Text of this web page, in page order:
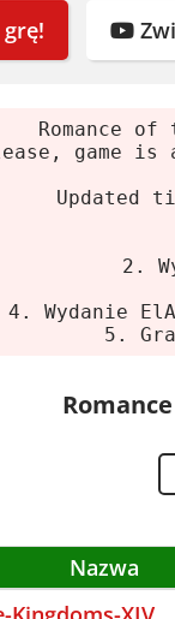
i zainstaluj
8.1/10 64-bit
Core i5 3.0 GHz
2 GB
20 GB HDD
i7 3.0 GHz
6 GB
Romance
game
Updated
2.
4. Wydanie
5.
Nazwa